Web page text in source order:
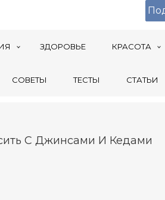
ЗДОРОВЬЕ КРАСОТА
СОВЕТЫ ТЕСТЫ СТАТЬИ
С Джинсами И Кедами